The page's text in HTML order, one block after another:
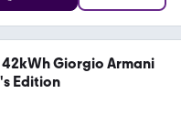
Giorgio Armani
Edition